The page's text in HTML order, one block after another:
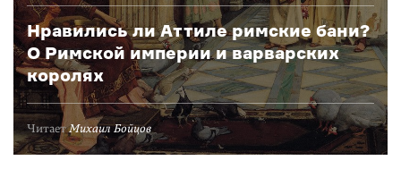
Нравились ли Аттиле римские бани?
О Римской империи и варварских
королях
ЧитаетМихаил Бойцов